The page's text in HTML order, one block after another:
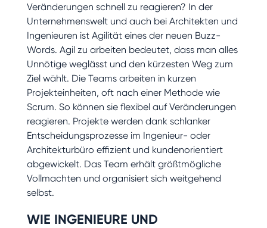
Veränderungen schnell zu reagieren? In der
Unternehmenswelt und auch bei Architekten und
Ingenieuren ist Agilität eines der neuen Buzz-
Words. Agil zu arbeiten bedeutet, dass man alles
Unnötige weglässt und den kürzesten Weg zum
Ziel wählt. Die Teams arbeiten in kurzen
Projekteinheiten, oft nach einer Methode wie
Scrum. So können sie flexibel auf Veränderungen
reagieren. Projekte werden dank schlanker
Entscheidungsprozesse im Ingenieur- oder
Architekturbüro effizient und kundenorientiert
abgewickelt. Das Team erhält größtmögliche
Vollmachten und organisiert sich weitgehend
selbst.
WIE INGENIEURE UND